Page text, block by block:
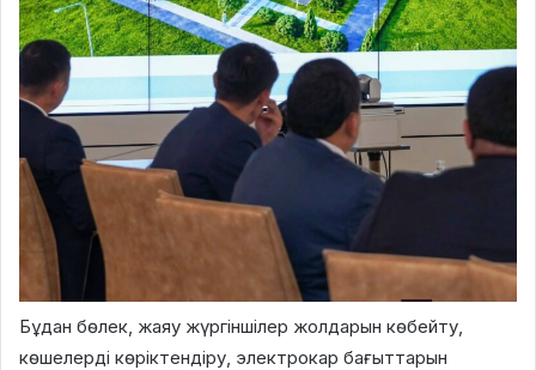
Бұдан бөлек, жаяу жүргіншілер жолдарын көбейту,
көшелерді көріктендіру, электрокар бағыттарын